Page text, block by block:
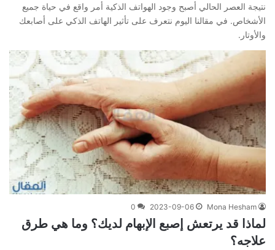
نتيجة العصر الحالي أصبح وجود الهواتف الذكية أمر واقع في حياة جميع
الأشخاص. في مقالنا اليوم نتعرف على تأثير الهاتف الذكي على أصابعك
والأوتار.
Mona Hesham
2023-09-06
0
لماذا قد يرتعش إصبع الإبهام لديك؟ وما هي طرق
علاجه؟